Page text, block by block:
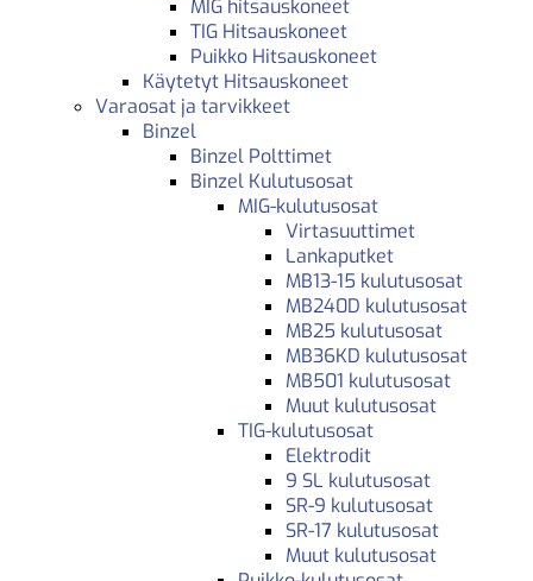
MIG hitsauskoneet
TIG Hitsauskoneet
Puikko Hitsauskoneet
Käytetyt Hitsauskoneet
Varaosat ja tarvikkeet
Binzel
Binzel Polttimet
Binzel Kulutusosat
MIG-kulutusosat
Virtasuuttimet
Lankaputket
MB13-15 kulutusosat
MB240D kulutusosat
MB25 kulutusosat
MB36KD kulutusosat
MB501 kulutusosat
Muut kulutusosat
TIG-kulutusosat
Elektrodit
9 SL kulutusosat
SR-9 kulutusosat
SR-17 kulutusosat
Muut kulutusosat